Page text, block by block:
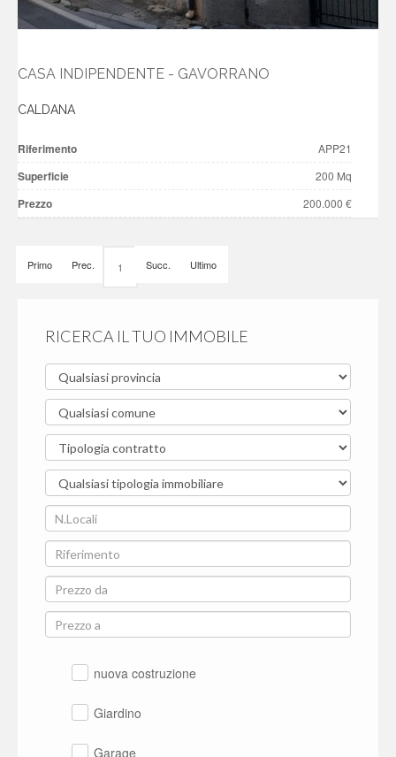
CASA INDIPENDENTE - GAVORRANO
CALDANA
Riferimento APP21
Superficie 200 Mq
Prezzo 200.000 €
Primo Prec. 1 Succ. Ultimo
RICERCA IL TUO IMMOBILE
nuova costruzione
Giardino
Garage